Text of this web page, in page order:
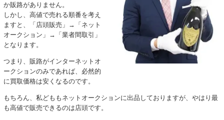
か販路がありません。
しかし、高値で売れる順番を考え
ますと、「店頭販売」→「ネット
オークション」→「業者間取引」
となります。
つまり、販路がインターネットオ
ークションのみであれば、必然的
に買取価格は安くなるのです。
もちろん、私どももネットオークションに出品しておりますが、やはり最
も高値で販売できるのは店頭です。